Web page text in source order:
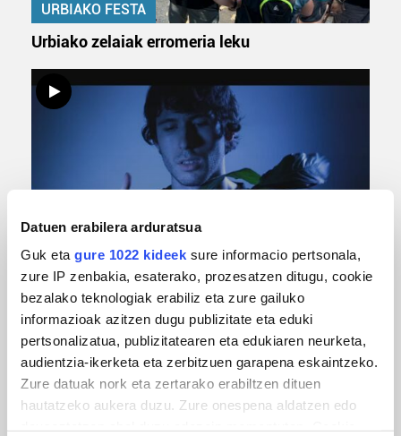
Datuen erabilera arduratsua
Guk eta gure 1022 kideek sure informacio pertsonala,
zure IP zenbakia, esaterako, prozesatzen ditugu, cookie
bezalako teknologiak erabiliz eta zure gailuko
informazioak azitzen dugu publizitate eta eduki
pertsonalizatua, publizitatearen eta edukiaren neurketa,
audientzia-ikerketa eta zerbitzuen garapena eskaintzeko.
Zure datuak nork eta zertarako erabiltzen dituen
hautatzeko aukera duzu. Zure onespena aldatzen edo
URBIAKO FESTA
Urbiako zelaiak erromeria leku
MUSIKA
Odik berria ezagutzeko aukera 'KimiK' eta
'Amaaaa!' abestiekin